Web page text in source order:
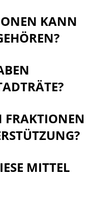
KANN
FRAKTIONEN
MITTEL